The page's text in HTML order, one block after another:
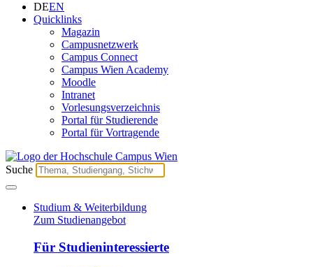
DEEN
Quicklinks
Magazin
Campusnetzwerk
Campus Connect
Campus Wien Academy
Moodle
Intranet
Vorlesungsverzeichnis
Portal für Studierende
Portal für Vortragende
Suche
Studium & Weiterbildung
Zum Studienangebot
Für Studieninteressierte